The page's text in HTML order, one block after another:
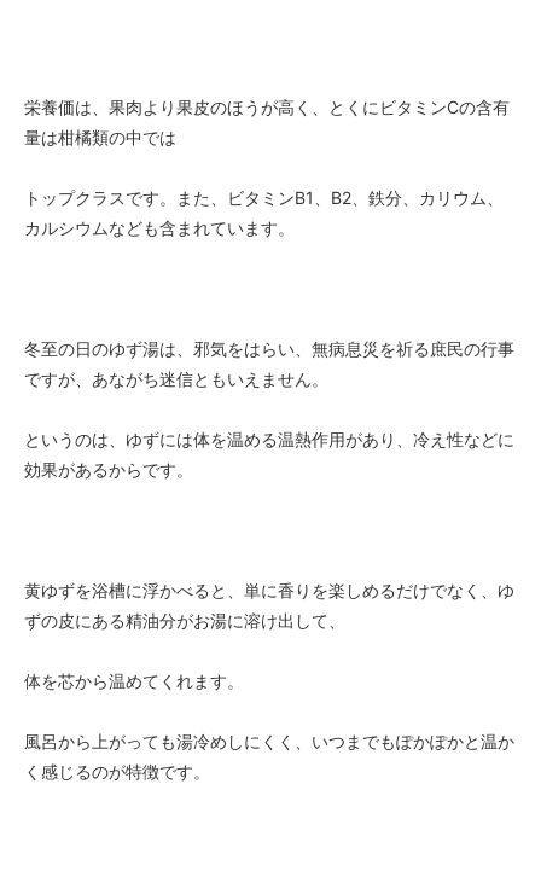
栄養価は、果肉より果皮のほうが高く、とくにビタミンCの含有
量は柑橘類の中では
トップクラスです。また、ビタミンB1、B2、鉄分、カリウム、
カルシウムなども含まれています。
冬至の日のゆず湯は、邪気をはらい、無病息災を祈る庶民の行事
ですが、あながち迷信ともいえません。
というのは、ゆずには体を温める温熱作用があり、冷え性などに
効果があるからです。
黄ゆずを浴槽に浮かべると、単に香りを楽しめるだけでなく、ゆ
ずの皮にある精油分がお湯に溶け出して、
体を芯から温めてくれます。
風呂から上がっても湯冷めしにくく、いつまでもぽかぽかと温か
く感じるのが特徴です。